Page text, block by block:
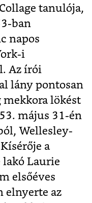
tanulója,
ban
napos
i
Az írói
lány pontosan
mekkora lökést
május 31-én
Wellesley-
a
lakó Laurie
elsőéves
elnyerte az